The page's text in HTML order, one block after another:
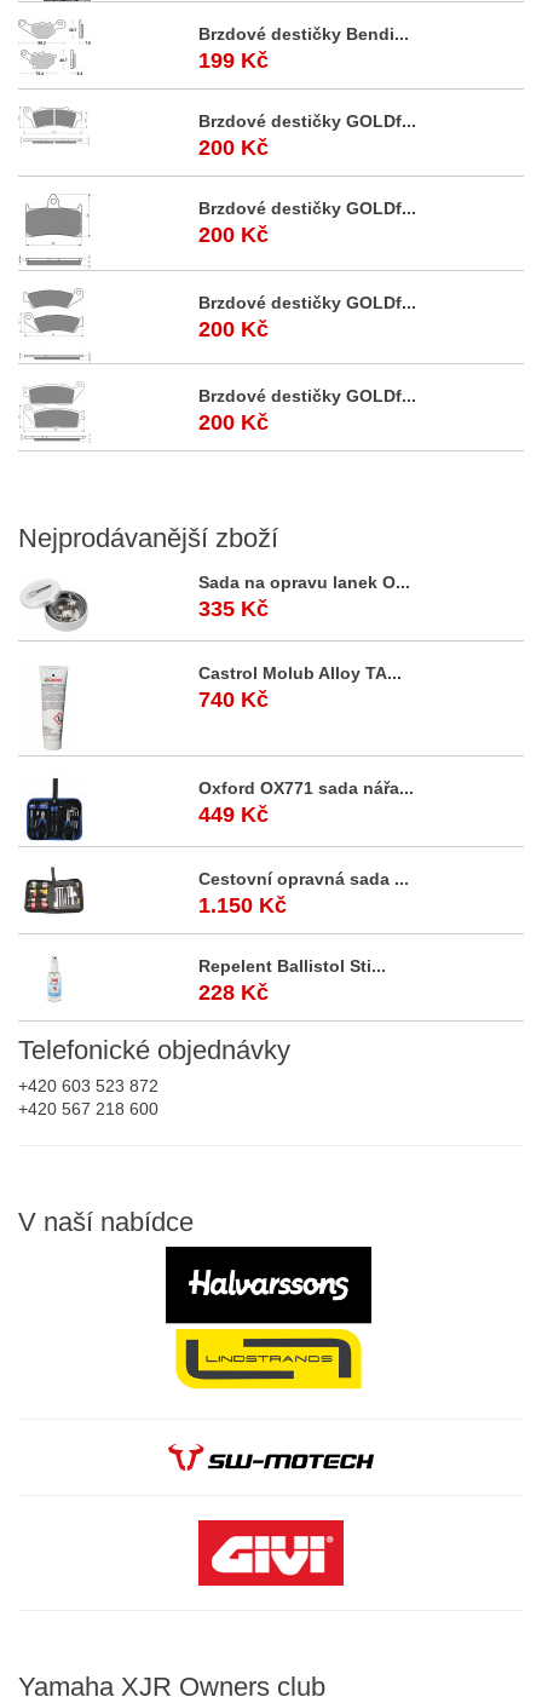
Brzdové destičky Bendi...
199 Kč
Brzdové destičky GOLDf...
200 Kč
Brzdové destičky GOLDf...
200 Kč
Brzdové destičky GOLDf...
200 Kč
Brzdové destičky GOLDf...
200 Kč
Nejprodávanější zboží
Sada na opravu lanek O...
335 Kč
Castrol Molub Alloy TA...
740 Kč
Oxford OX771 sada nářa...
449 Kč
Cestovní opravná sada ...
1.150 Kč
Repelent Ballistol Sti...
228 Kč
Telefonické objednávky
+420 603 523 872
+420 567 218 600
V naší nabídce
Yamaha XJR Owners club